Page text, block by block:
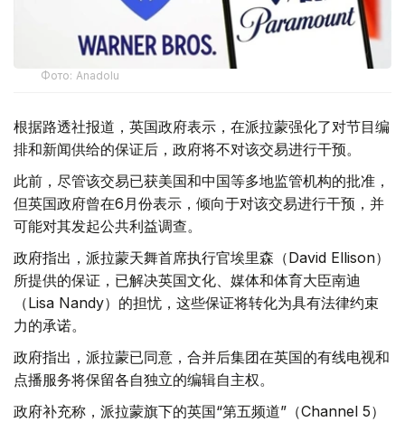
Фото: Аnadolu
根据路透社报道，英国政府表示，在派拉蒙强化了对节目编
排和新闻供给的保证后，政府将不对该交易进行干预。
此前，尽管该交易已获美国和中国等多地监管机构的批准，
但英国政府曾在6月份表示，倾向于对该交易进行干预，并
可能对其发起公共利益调查。
政府指出，派拉蒙天舞首席执行官埃里森（David Ellison）
所提供的保证，已解决英国文化、媒体和体育大臣南迪
（Lisa Nandy）的担忧，这些保证将转化为具有法律约束
力的承诺。
政府指出，派拉蒙已同意，合并后集团在英国的有线电视和
点播服务将保留各自独立的编辑自主权。
政府补充称，派拉蒙旗下的英国“第五频道”（Channel 5）